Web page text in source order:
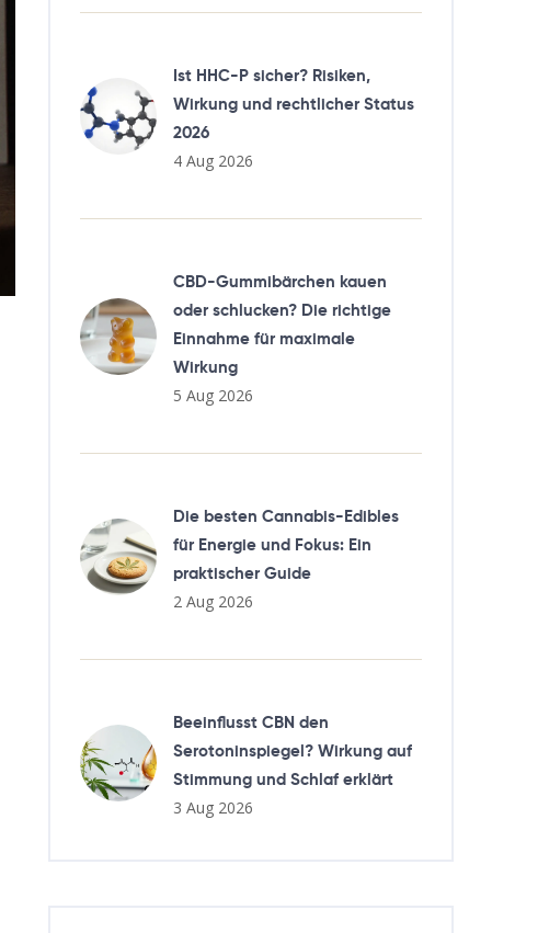
Ist HHC-P sicher? Risiken,
Wirkung und rechtlicher Status
2026
4 Aug 2026
CBD-Gummibärchen kauen
oder schlucken? Die richtige
Einnahme für maximale
Wirkung
5 Aug 2026
Die besten Cannabis-Edibles
für Energie und Fokus: Ein
praktischer Guide
2 Aug 2026
Beeinflusst CBN den
Serotoninspiegel? Wirkung auf
Stimmung und Schlaf erklärt
3 Aug 2026